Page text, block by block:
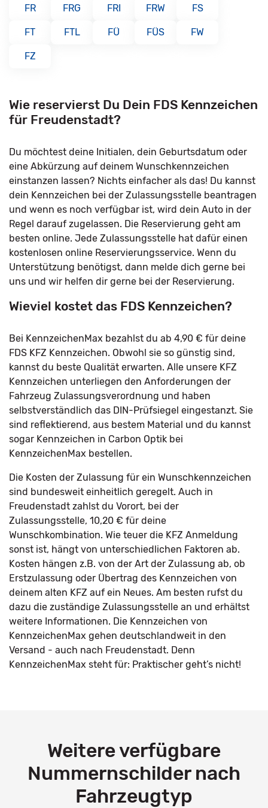
FR FRG FRI FRW FS
FT FTL FÜ FÜS FW
FZ
Wie reservierst Du Dein FDS Kennzeichen
für Freudenstadt?
Du möchtest deine Initialen, dein Geburtsdatum oder
eine Abkürzung auf deinem Wunschkennzeichen
einstanzen lassen? Nichts einfacher als das! Du kannst
dein Kennzeichen bei der Zulassungsstelle beantragen
und wenn es noch verfügbar ist, wird dein Auto in der
Regel darauf zugelassen. Die Reservierung geht am
besten online. Jede Zulassungsstelle hat dafür einen
kostenlosen online Reservierungsservice. Wenn du
Unterstützung benötigst, dann melde dich gerne bei
uns und wir helfen dir gerne bei der Reservierung.
Wieviel kostet das FDS Kennzeichen?
Bei KennzeichenMax bezahlst du ab 4,90 € für deine
FDS KFZ Kennzeichen. Obwohl sie so günstig sind,
kannst du beste Qualität erwarten. Alle unsere KFZ
Kennzeichen unterliegen den Anforderungen der
Fahrzeug Zulassungsverordnung und haben
selbstverständlich das DIN-Prüfsiegel eingestanzt. Sie
sind reflektierend, aus bestem Material und du kannst
sogar Kennzeichen in Carbon Optik bei
KennzeichenMax bestellen.
Die Kosten der Zulassung für ein Wunschkennzeichen
sind bundesweit einheitlich geregelt. Auch in
Freudenstadt zahlst du Vorort, bei der
Zulassungsstelle, 10,20 € für deine
Wunschkombination. Wie teuer die KFZ Anmeldung
sonst ist, hängt von unterschiedlichen Faktoren ab.
Kosten hängen z.B. von der Art der Zulassung ab, ob
Erstzulassung oder Übertrag des Kennzeichen von
deinem alten KFZ auf ein Neues. Am besten rufst du
dazu die zuständige Zulassungsstelle an und erhältst
weitere Informationen. Die Kennzeichen von
KennzeichenMax gehen deutschlandweit in den
Versand - auch nach Freudenstadt. Denn
KennzeichenMax steht für: Praktischer geht’s nicht!
Weitere verfügbare
Nummernschilder nach
Fahrzeugtyp